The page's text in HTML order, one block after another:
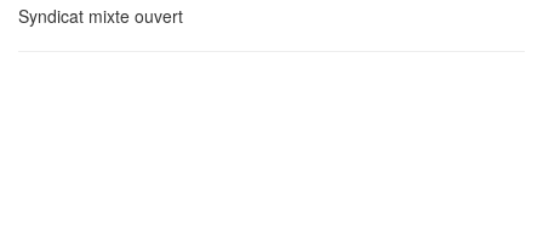
Syndicat mixte ouvert